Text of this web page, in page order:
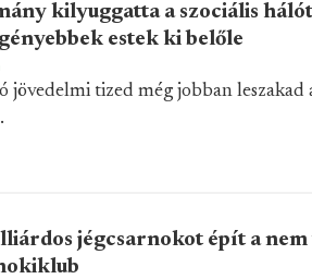
kilyuggatta a szociális
estek ki belőle
jövedelmi tized még jobban
jégcsarnokot épít a nem